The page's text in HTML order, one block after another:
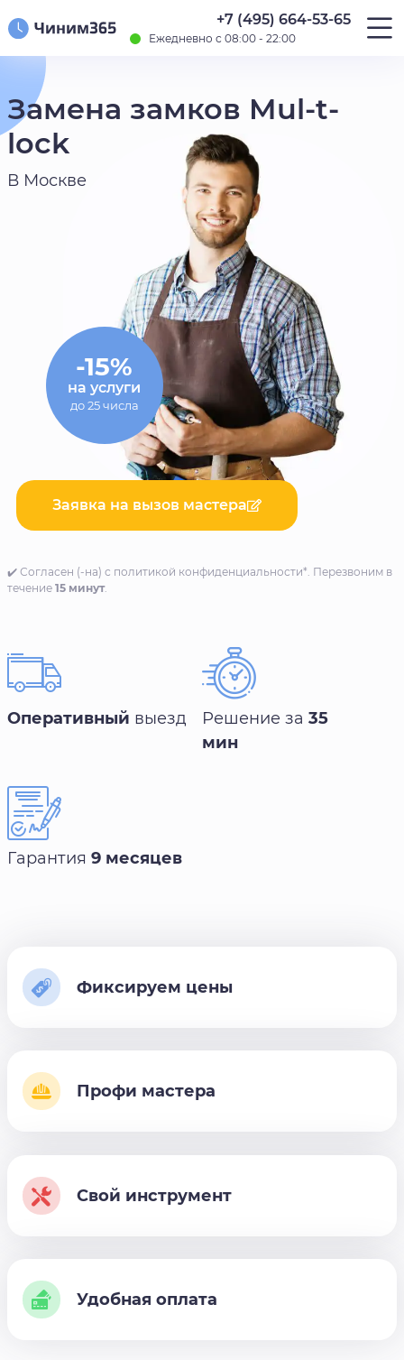
+7 (495) 664-53-65
Ежедневно с 08:00 - 22:00
Замена замков Mul-t-
lock
В Москве
Заявка на вызов мастера
✔️ Согласен (-на) с политикой конфиденциальности*. Перезвоним в
течение 15 минут.
-15%
на услуги
до 25 числа
Оперативный выезд Решение за 35
мин
Гарантия 9 месяцев
Фиксируем цены
Профи мастера
Свой инструмент
Удобная оплата